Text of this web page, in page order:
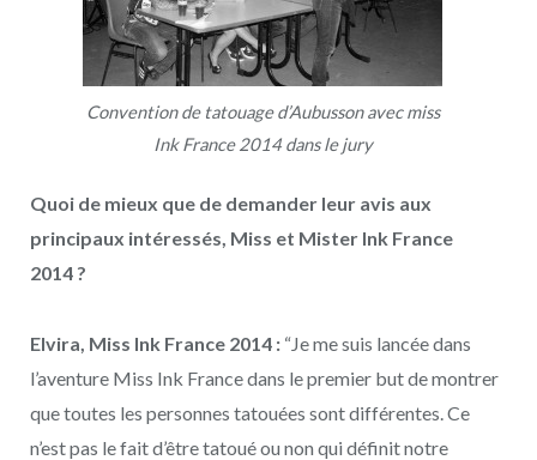
Convention de tatouage d’Aubusson avec miss
Ink France 2014 dans le jury
Quoi de mieux que de demander leur avis aux
principaux intéressés, Miss et Mister Ink France
2014 ?
Elvira, Miss Ink France 2014 : “Je me suis lancée dans
l’aventure Miss Ink France dans le premier but de montrer
que toutes les personnes tatouées sont différentes. Ce
n’est pas le fait d’être tatoué ou non qui définit notre